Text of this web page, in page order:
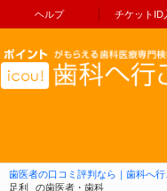
ヘルプ チケットID
歯医者の口コミ評判なら｜歯科へ
足利
の歯医者・歯科